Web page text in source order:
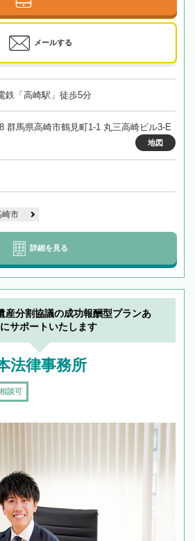
メールする
鉄「高崎駅」徒歩5分
群馬県高崎市鶴見町1-1 丸三高崎ビル3-E
地図
崎市
詳細を見る
産分割協議の成功報酬型プランあ
サポートいたします
法律事務所
談可